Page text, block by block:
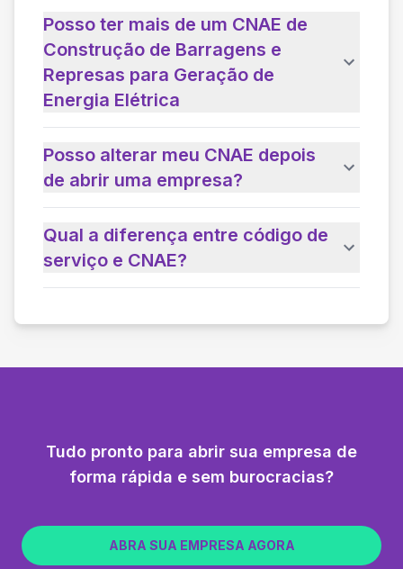
Posso ter mais de um CNAE de
Construção de Barragens e
Represas para Geração de
Energia Elétrica
Posso alterar meu CNAE depois
de abrir uma empresa?
Qual a diferença entre código de
serviço e CNAE?
Tudo pronto para abrir sua empresa de
forma rápida e sem burocracias?
ABRA SUA EMPRESA AGORA